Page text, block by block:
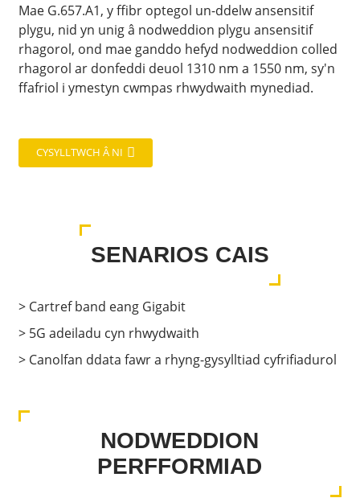
Mae G.657.A1, y ffibr optegol un-ddelw ansensitif
plygu, nid yn unig â nodweddion plygu ansensitif
rhagorol, ond mae ganddo hefyd nodweddion colled
rhagorol ar donfeddi deuol 1310 nm a 1550 nm, sy'n
ffafriol i ymestyn cwmpas rhwydwaith mynediad.
CYSYLLTWCH Â NI
SENARIOS CAIS
> Cartref band eang Gigabit
> 5G adeiladu cyn rhwydwaith
> Canolfan ddata fawr a rhyng-gysylltiad cyfrifiadurol
NODWEDDION
PERFFORMIAD